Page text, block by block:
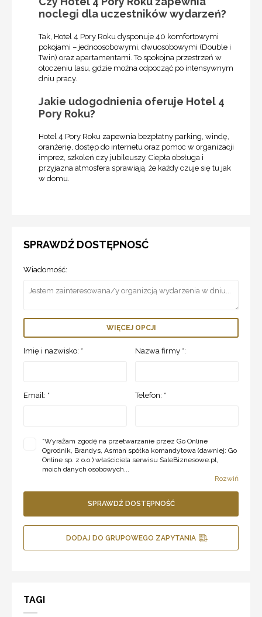
noclegi dla uczestników wydarzeń?
Tak, Hotel 4 Pory Roku dysponuje 40 komfortowymi
pokojami – jednoosobowymi, dwuosobowymi (Double i
Twin) oraz apartamentami. To spokojna przestrzeń w
otoczeniu lasu, gdzie można odpocząć po intensywnym
dniu pracy.
Jakie udogodnienia oferuje Hotel 4
Pory Roku?
Hotel 4 Pory Roku zapewnia bezpłatny parking, windę,
oranżerię, dostęp do internetu oraz pomoc w organizacji
imprez, szkoleń czy jubileuszy. Ciepła obsługa i
przyjazna atmosfera sprawiają, że każdy czuje się tu jak
w domu.
SPRAWDŹ DOSTĘPNOSĆ
Wiadomość:
WIĘCEJ OPCJI
Imię i nazwisko: * Nazwa firmy *:
Email: * Telefon: *
*Wyrażam zgodę na przetwarzanie przez Go Online
Ogrodnik, Brandys, Asman spółka komandytowa (dawniej: Go
Online sp. z o.o.) właściciela serwisu SaleBiznesowe.pl,
moich danych osobowych...
Rozwiń
SPRAWDŹ DOSTĘPNOŚĆ
DODAJ DO GRUPOWEGO ZAPYTANIA
TAGI